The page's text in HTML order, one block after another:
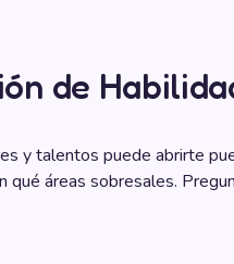
de
y talentos puede abrirte
qué áreas sobresales.